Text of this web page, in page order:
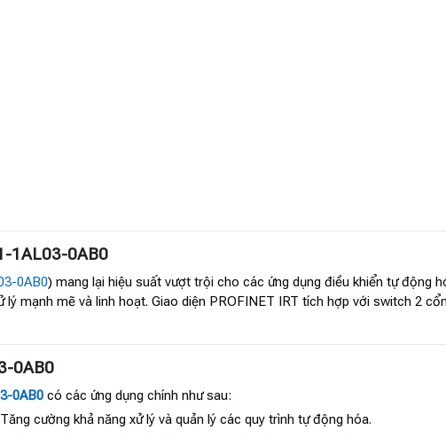
1AL03-0AB0
0AB0) mang lại hiệu suất vượt trội cho các ứng dụng điều khiển tự động
lý mạnh mẽ và linh hoạt. Giao diện PROFINET IRT tích hợp với switch 2
0AB0
0AB0 có các ứng dụng chính như sau:
cường khả năng xử lý và quản lý các quy trình tự động hóa.